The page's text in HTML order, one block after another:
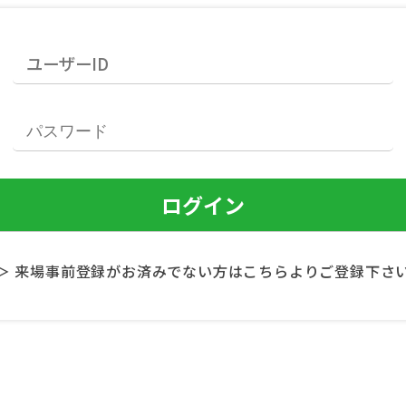
来場事前登録がお済みでない方はこちらよりご登録下さ